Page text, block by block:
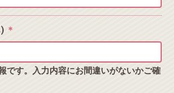
＊
です。入力内容にお間違いがないかご確